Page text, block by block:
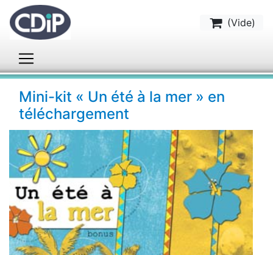
(Vide)
Mini-kit « Un été à la mer » en
téléchargement